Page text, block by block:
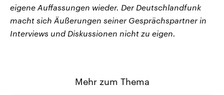
eigene Auffassungen wieder. Der Deutschlandfunk
macht sich Äußerungen seiner Gesprächspartner in
Interviews und Diskussionen nicht zu eigen.
Mehr zum Thema